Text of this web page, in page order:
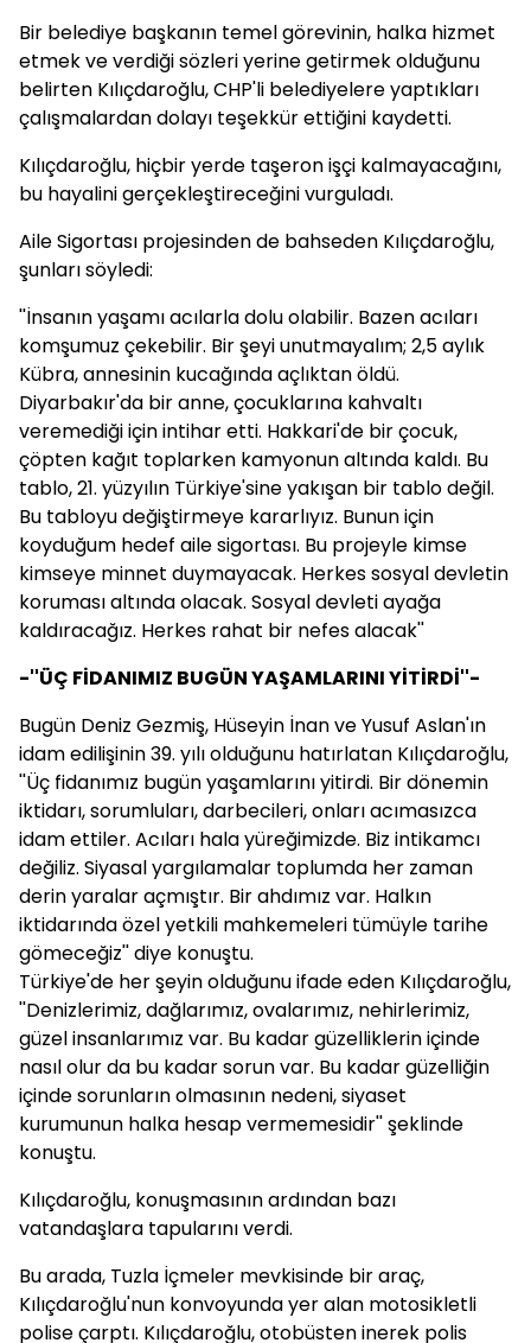
Bir belediye başkanın temel görevinin, halka hizmet
etmek ve verdiği sözleri yerine getirmek olduğunu
belirten Kılıçdaroğlu, CHP'li belediyelere yaptıkları
çalışmalardan dolayı teşekkür ettiğini kaydetti.
Kılıçdaroğlu, hiçbir yerde taşeron işçi kalmayacağını,
bu hayalini gerçekleştireceğini vurguladı.
Aile Sigortası projesinden de bahseden Kılıçdaroğlu,
şunları söyledi:
''İnsanın yaşamı acılarla dolu olabilir. Bazen acıları
komşumuz çekebilir. Bir şeyi unutmayalım; 2,5 aylık
Kübra, annesinin kucağında açlıktan öldü.
Diyarbakır'da bir anne, çocuklarına kahvaltı
veremediği için intihar etti. Hakkari'de bir çocuk,
çöpten kağıt toplarken kamyonun altında kaldı. Bu
tablo, 21. yüzyılın Türkiye'sine yakışan bir tablo değil.
Bu tabloyu değiştirmeye kararlıyız. Bunun için
koyduğum hedef aile sigortası. Bu projeyle kimse
kimseye minnet duymayacak. Herkes sosyal devletin
koruması altında olacak. Sosyal devleti ayağa
kaldıracağız. Herkes rahat bir nefes alacak''
-''ÜÇ FİDANIMIZ BUGÜN YAŞAMLARINI YİTİRDİ''-
Bugün Deniz Gezmiş, Hüseyin İnan ve Yusuf Aslan'ın
idam edilişinin 39. yılı olduğunu hatırlatan Kılıçdaroğlu,
''Üç fidanımız bugün yaşamlarını yitirdi. Bir dönemin
iktidarı, sorumluları, darbecileri, onları acımasızca
idam ettiler. Acıları hala yüreğimizde. Biz intikamcı
değiliz. Siyasal yargılamalar toplumda her zaman
derin yaralar açmıştır. Bir ahdımız var. Halkın
iktidarında özel yetkili mahkemeleri tümüyle tarihe
gömeceğiz'' diye konuştu.
Türkiye'de her şeyin olduğunu ifade eden Kılıçdaroğlu,
''Denizlerimiz, dağlarımız, ovalarımız, nehirlerimiz,
güzel insanlarımız var. Bu kadar güzelliklerin içinde
nasıl olur da bu kadar sorun var. Bu kadar güzelliğin
içinde sorunların olmasının nedeni, siyaset
kurumunun halka hesap vermemesidir'' şeklinde
konuştu.
Kılıçdaroğlu, konuşmasının ardından bazı
vatandaşlara tapularını verdi.
Bu arada, Tuzla İçmeler mevkisinde bir araç,
Kılıçdaroğlu'nun konvoyunda yer alan motosikletli
polise çarptı. Kılıçdaroğlu, otobüsten inerek polis